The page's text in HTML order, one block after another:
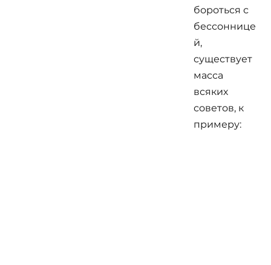
бороться с
бессоннице
й,
существует
масса
всяких
советов, к
примеру: